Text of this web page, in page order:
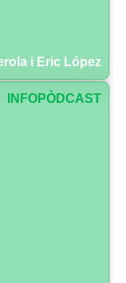
i Eric López
INFOPÒDCAST